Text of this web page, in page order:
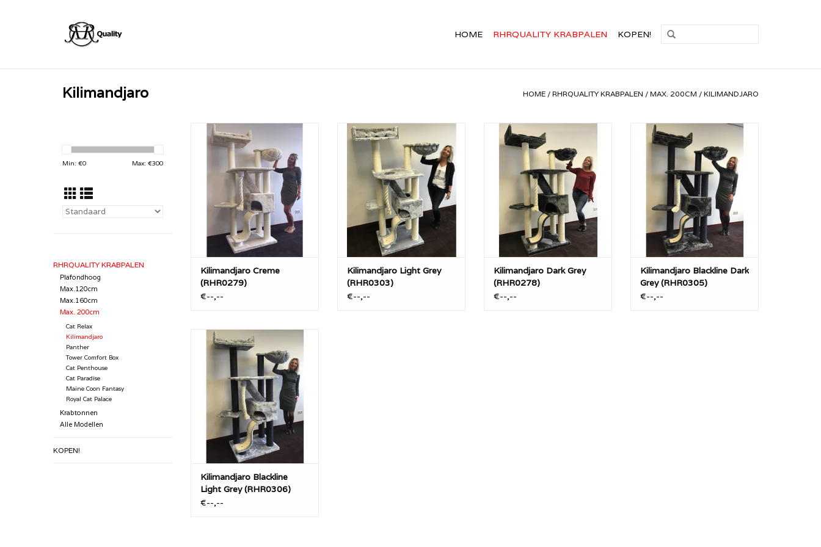
HOME RHRQUALITY KRABPALEN KOPEN!
Kilimandjaro HOME / RHRQUALITY KRABPALEN / MAX. 200CM / KILIMANDJARO
Min: €0 Max: €300
RHRQUALITY KRABPALEN
Plafondhoog
Max.120cm
Max.160cm
Max. 200cm
Cat Relax
Kilimandjaro
Panther
Tower Comfort Box
Cat Penthouse
Cat Paradise
Maine Coon Fantasy
Royal Cat Palace
Krabtonnen
Alle Modellen
KOPEN!
De RHRQuality Kilimandjaro is
met ca 45KG een zeer stevige
RHRQuality krabpaal met extra
dikke 12cm diameter sisalpalen
met alles wat een kat zich kan
wensen.
TOEVOEGEN AAN WINKELWAGEN
Kilimandjaro Creme
(RHR0279)
€--,--
De RHRQuality Kilimandjaro is
met ca 45KG een zeer stevige
RHRQuality krabpaal met extra
dikke 12cm diameter sisalpalen
met alles wat een kat zich kan
wensen.
TOEVOEGEN AAN WINKELWAGEN
Kilimandjaro Light Grey
(RHR0303)
€--,--
De RHRQuality Kilimandjaro is
met ca 45KG een zeer stevige
RHRQuality krabpaal met extra
dikke 12cm diameter sisalpalen
met alles wat een kat zich kan
wensen.
TOEVOEGEN AAN WINKELWAGEN
Kilimandjaro Dark Grey
(RHR0278)
€--,--
De RHRQuality Kilimandjaro is
met ca 45KG een zeer stevige
RHRQuality krabpaal met extra
dikke 12cm diameter sisalpalen
met alles wat een kat zich kan
wensen.
TOEVOEGEN AAN WINKELWAGEN
Kilimandjaro Blackline Dark
Grey (RHR0305)
€--,--
De RHRQuality Kilimandjaro is
met ca 45KG een zeer stevige
RHRQuality krabpaal met extra
dikke 12cm diameter sisalpalen
met alles wat een kat zich kan
wensen.
TOEVOEGEN AAN WINKELWAGEN
Kilimandjaro Blackline
Light Grey (RHR0306)
€--,--